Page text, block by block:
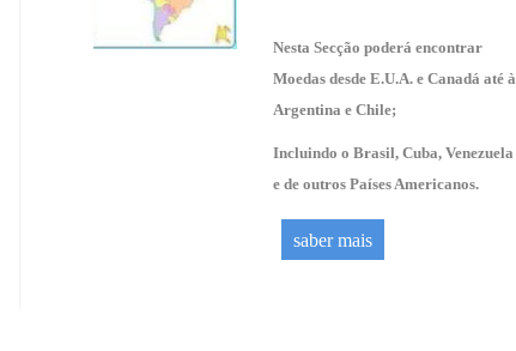
Nesta Secção poderá encontrar
Moedas desde E.U.A. e Canadá até à
Argentina e Chile;
Incluindo o Brasil, Cuba, Venezuela
e de outros Países Americanos.
saber mais